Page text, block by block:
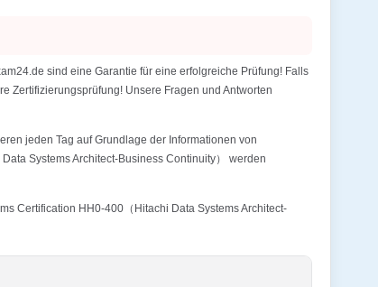
sind eine Garantie für eine erfolgreiche Prüfung! Falls
Zertifizierungsprüfung! Unsere Fragen und Antworten
jeden Tag auf Grundlage der Informationen von
Systems Architect-Business Continuity） werden
Certification HH0-400（Hitachi Data Systems Architect-